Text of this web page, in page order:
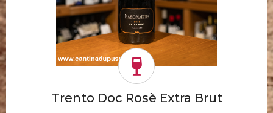
Trento Doc Rosè Extra Brut